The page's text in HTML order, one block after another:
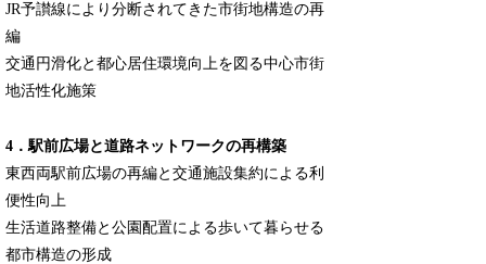
JR予讃線により分断されてきた市街地構造の再
編
交通円滑化と都心居住環境向上を図る中心市街
地活性化施策
4．駅前広場と道路ネットワークの再構築
東西両駅前広場の再編と交通施設集約による利
便性向上
生活道路整備と公園配置による歩いて暮らせる
都市構造の形成